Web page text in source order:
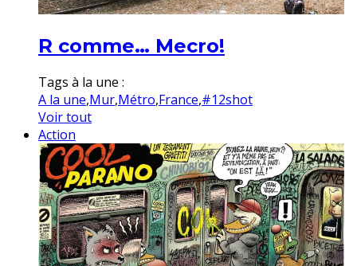
R comme… Mecro!
Tags à la une :
A la une,Mur,Métro,France,#12shot
Voir tout
Action